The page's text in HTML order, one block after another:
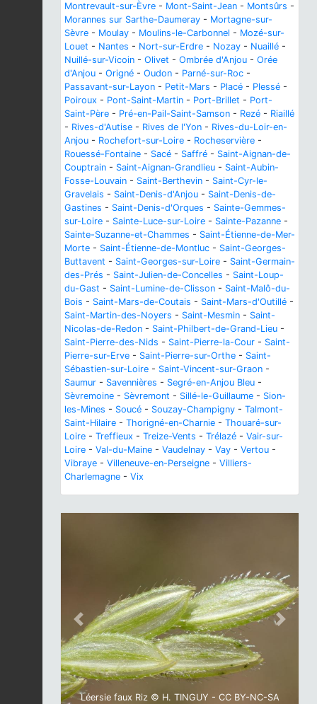
Montrevault-sur-Èvre - Mont-Saint-Jean - Montsûrs -
Morannes sur Sarthe-Daumeray - Mortagne-sur-
Sèvre - Moulay - Moulins-le-Carbonnel - Mozé-sur-
Louet - Nantes - Nort-sur-Erdre - Nozay - Nuaillé -
Nuillé-sur-Vicoin - Olivet - Ombrée d'Anjou - Orée
d'Anjou - Origné - Oudon - Parné-sur-Roc -
Passavant-sur-Layon - Petit-Mars - Placé - Plessé -
Poiroux - Pont-Saint-Martin - Port-Brillet - Port-
Saint-Père - Pré-en-Pail-Saint-Samson - Rezé - Riaillé
- Rives-d'Autise - Rives de l'Yon - Rives-du-Loir-en-
Anjou - Rochefort-sur-Loire - Rocheservière -
Rouessé-Fontaine - Sacé - Saffré - Saint-Aignan-de-
Couptrain - Saint-Aignan-Grandlieu - Saint-Aubin-
Fosse-Louvain - Saint-Berthevin - Saint-Cyr-le-
Gravelais - Saint-Denis-d'Anjou - Saint-Denis-de-
Gastines - Saint-Denis-d'Orques - Sainte-Gemmes-
sur-Loire - Sainte-Luce-sur-Loire - Sainte-Pazanne -
Sainte-Suzanne-et-Chammes - Saint-Étienne-de-Mer-
Morte - Saint-Étienne-de-Montluc - Saint-Georges-
Buttavent - Saint-Georges-sur-Loire - Saint-Germain-
des-Prés - Saint-Julien-de-Concelles - Saint-Loup-
du-Gast - Saint-Lumine-de-Clisson - Saint-Malô-du-
Bois - Saint-Mars-de-Coutais - Saint-Mars-d'Outillé -
Saint-Martin-des-Noyers - Saint-Mesmin - Saint-
Nicolas-de-Redon - Saint-Philbert-de-Grand-Lieu -
Saint-Pierre-des-Nids - Saint-Pierre-la-Cour - Saint-
Pierre-sur-Erve - Saint-Pierre-sur-Orthe - Saint-
Sébastien-sur-Loire - Saint-Vincent-sur-Graon -
Saumur - Savennières - Segré-en-Anjou Bleu -
Sèvremoine - Sèvremont - Sillé-le-Guillaume - Sion-
les-Mines - Soucé - Souzay-Champigny - Talmont-
Saint-Hilaire - Thorigné-en-Charnie - Thouaré-sur-
Loire - Treffieux - Treize-Vents - Trélazé - Vair-sur-
Loire - Val-du-Maine - Vaudelnay - Vay - Vertou -
Vibraye - Villeneuve-en-Perseigne - Villiers-
Charlemagne - Vix
Léersie faux Riz © H. TINGUY - CC BY-NC-SA
Previous Next